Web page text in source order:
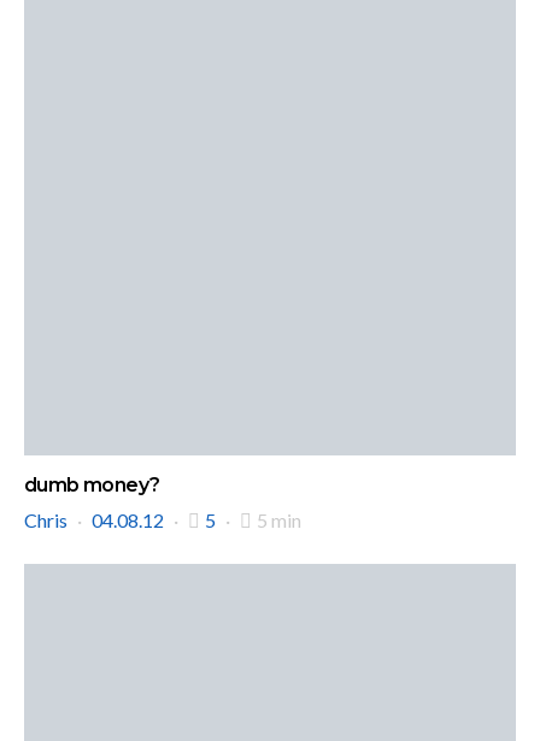
dumb money?
Chris
04.08.12 5 5 min